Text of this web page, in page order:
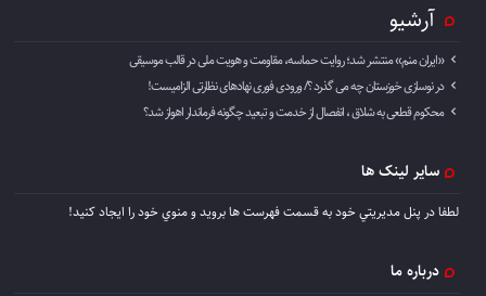
آرشیو
«ایران منم» منتشر شد؛ روایت حماسه، مقاومت و هویت ملی در قالب موسیقی
در نوسازی خوزستان چه می گذرد ؟/ ورودی فوری نهادهای نظارتی الزامیست!
محکوم قطعی به شلاق ، انفصال از خدمت و تبعید چگونه فرماندار اهواز شد؟
سایر لینک ها
لطفا در پنل مديريتي خود به قسمت فهرست ها برويد و منوي خود را ايجاد كنيد!
درباره ما